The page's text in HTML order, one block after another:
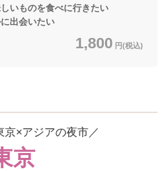
ものを食べに行きたい
会いたい
1,800 円(税込)
京×アジアの夜市／
京